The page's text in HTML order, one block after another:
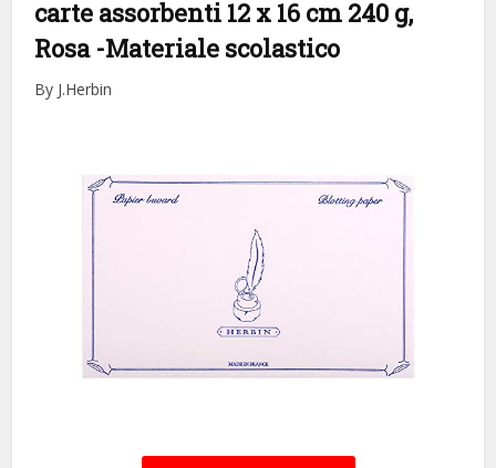
carte assorbenti 12 x 16 cm 240 g,
Rosa -Materiale scolastico
By J.Herbin